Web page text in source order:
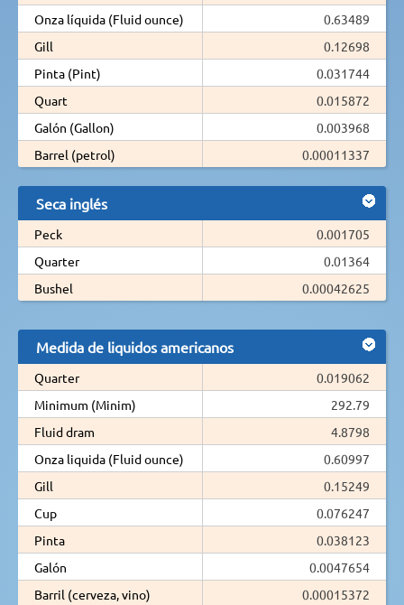
Onza líquida (Fluid ounce)
0.63489
Gill
0.12698
Pinta (Pint)
0.031744
Quart
0.015872
Galón (Gallon)
0.003968
Barrel (petrol)
0.00011337
Seca inglés
Peck
0.001705
Quarter
0.01364
Bushel
0.00042625
Medida de liquidos americanos
Quarter
0.019062
Minimum (Minim)
292.79
Fluid dram
4.8798
Onza liquida (Fluid ounce)
0.60997
Gill
0.15249
Cup
0.076247
Pinta
0.038123
Galón
0.0047654
Barril (cerveza, vino)
0.00015372